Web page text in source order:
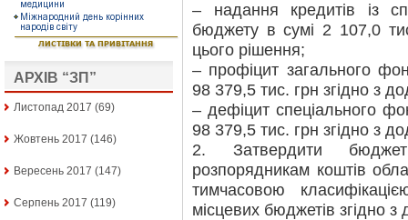
АРХІВ “ЗП”
Листопад 2017 (69)
Жовтень 2017 (146)
Вересень 2017 (147)
Серпень 2017 (119)
– надання кредитів із
бюджету в сумі 2 107,0
цього рішення;
– профіцит загального
98 379,5 тис. грн згідно з
– дефіцит спеціального
98 379,5 тис. грн згідно з
2. Затвердити
розпорядникам коштів
тимчасовою
місцевих бюджетів згідно